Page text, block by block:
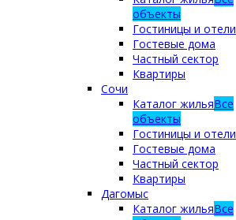
объекты
Гостиницы и отели
Гостевые дома
Частный сектор
Квартиры
Сочи
Каталог жильяВсе
объекты
Гостиницы и отели
Гостевые дома
Частный сектор
Квартиры
Дагомыс
Каталог жильяВсе